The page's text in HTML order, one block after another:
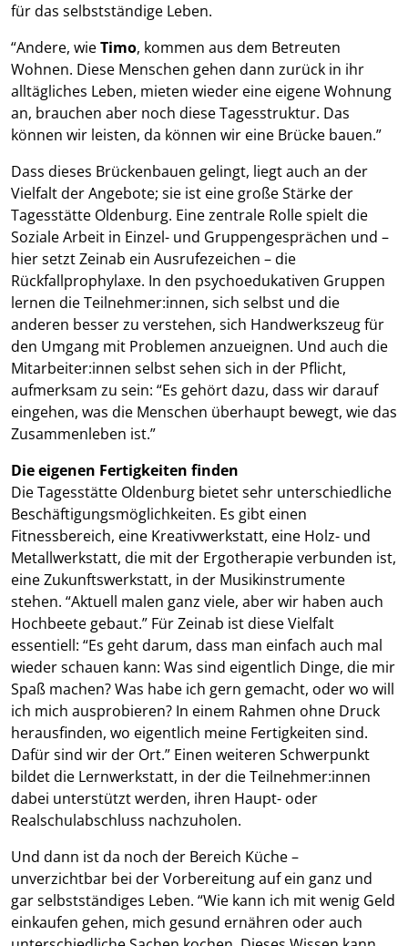
für das selbstständige Leben.
“Andere, wieTimo, kommen aus dem Betreuten
Wohnen. Diese Menschen gehen dann zurück in ihr
alltägliches Leben, mieten wieder eine eigene Wohnung
an, brauchen aber noch diese Tagesstruktur. Das
können wir leisten, da können wir eine Brücke bauen.”
Dass dieses Brückenbauen gelingt, liegt auch an der
Vielfalt der Angebote; sie ist eine große Stärke der
Tagesstätte Oldenburg. Eine zentrale Rolle spielt die
Soziale Arbeit in Einzel- und Gruppengesprächen und –
hier setzt Zeinab ein Ausrufezeichen – die
Rückfallprophylaxe. In den psychoedukativen Gruppen
lernen die Teilnehmer:innen, sich selbst und die
anderen besser zu verstehen, sich Handwerkszeug für
den Umgang mit Problemen anzueignen. Und auch die
Mitarbeiter:innen selbst sehen sich in der Pflicht,
aufmerksam zu sein: “Es gehört dazu, dass wir darauf
eingehen, was die Menschen überhaupt bewegt, wie das
Zusammenleben ist.”
Die eigenen Fertigkeiten finden
Die Tagesstätte Oldenburg bietet sehr unterschiedliche
Beschäftigungsmöglichkeiten. Es gibt einen
Fitnessbereich, eine Kreativwerkstatt, eine Holz- und
Metallwerkstatt, die mit der Ergotherapie verbunden ist,
eine Zukunftswerkstatt, in der Musikinstrumente
stehen. “Aktuell malen ganz viele, aber wir haben auch
Hochbeete gebaut.” Für Zeinab ist diese Vielfalt
essentiell: “Es geht darum, dass man einfach auch mal
wieder schauen kann: Was sind eigentlich Dinge, die mir
Spaß machen? Was habe ich gern gemacht, oder wo will
ich mich ausprobieren? In einem Rahmen ohne Druck
herausfinden, wo eigentlich meine Fertigkeiten sind.
Dafür sind wir der Ort.” Einen weiteren Schwerpunkt
bildet die Lernwerkstatt, in der die Teilnehmer:innen
dabei unterstützt werden, ihren Haupt- oder
Realschulabschluss nachzuholen.
Und dann ist da noch der Bereich Küche –
unverzichtbar bei der Vorbereitung auf ein ganz und
gar selbstständiges Leben. “Wie kann ich mit wenig Geld
einkaufen gehen, mich gesund ernähren oder auch